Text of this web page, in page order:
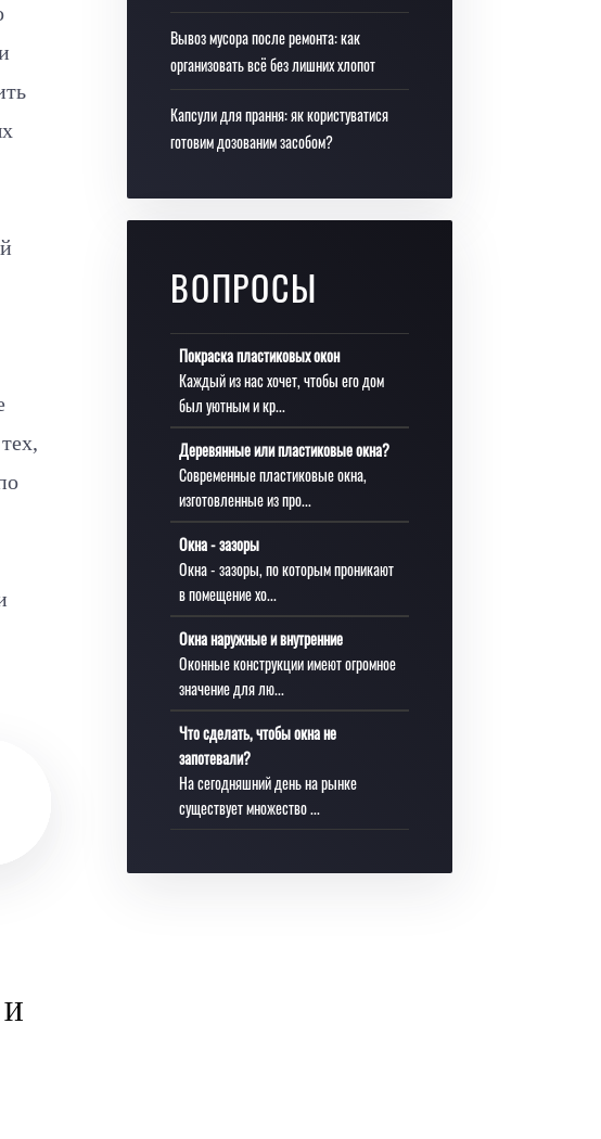
Вывоз мусора после ремонта: как
организовать всё без лишних хлопот
Капсули для прання: як користуватися
готовим дозованим засобом?
ВОПРОСЫ
Покраска пластиковых окон
Каждый из нас хочет, чтобы его дом
был уютным и кр...
Деревянные или пластиковые окна?
Современные пластиковые окна,
изготовленные из про...
Окна - зазоры
Окна - зазоры, по которым проникают
в помещение хо...
Окна наружные и внутренние
Оконные конструкции имеют огромное
значение для лю...
Что сделать, чтобы окна не
запотевали?
На сегодняшний день на рынке
существует множество ...